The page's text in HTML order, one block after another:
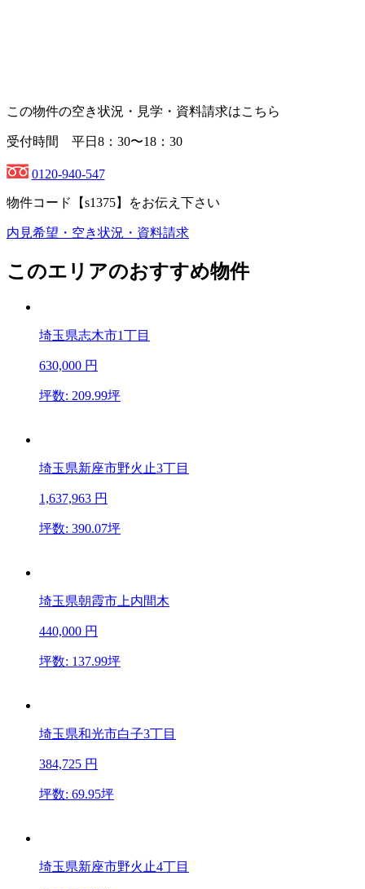
この物件の空き状況・見学・資料請求はこちら
受付時間 平日8：30〜18：30
0120-940-547
物件コード 【s1375】 をお伝え下さい
内見希望・空き状況・資料請求
このエリアのおすすめ物件
埼玉県志木市1丁目
630,000 円
坪数: 209.99坪
埼玉県新座市野火止3丁目
1,637,963 円
坪数: 390.07坪
埼玉県朝霞市上内間木
440,000 円
坪数: 137.99坪
埼玉県和光市白子3丁目
384,725 円
坪数: 69.95坪
埼玉県新座市野火止4丁目